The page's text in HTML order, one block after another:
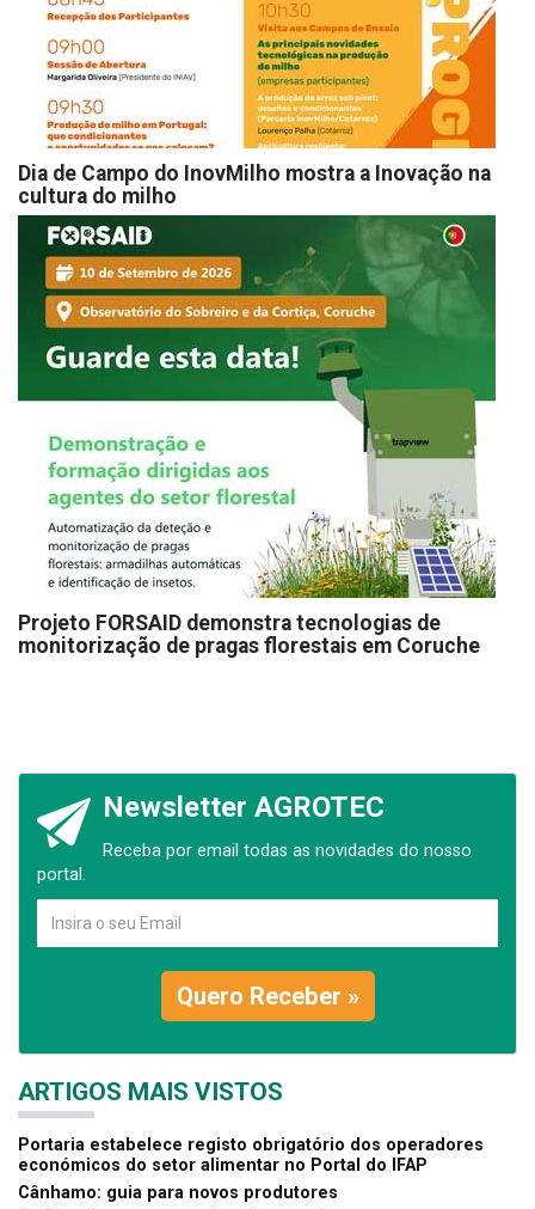
Dia de Campo do InovMilho mostra a Inovação na
cultura do milho
Projeto FORSAID demonstra tecnologias de
monitorização de pragas florestais em Coruche
Newsletter AGROTEC
Receba por email todas as novidades do nosso
portal.
Quero Receber »
ARTIGOS MAIS VISTOS
Portaria estabelece registo obrigatório dos operadores
económicos do setor alimentar no Portal do IFAP
Cânhamo: guia para novos produtores